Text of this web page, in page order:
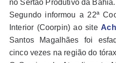
no Sertão Produtivo da Bahia.
Segundo informou a 22ª
Interior (Coorpin) ao site
Santos Magalhães foi
cinco vezes na região do